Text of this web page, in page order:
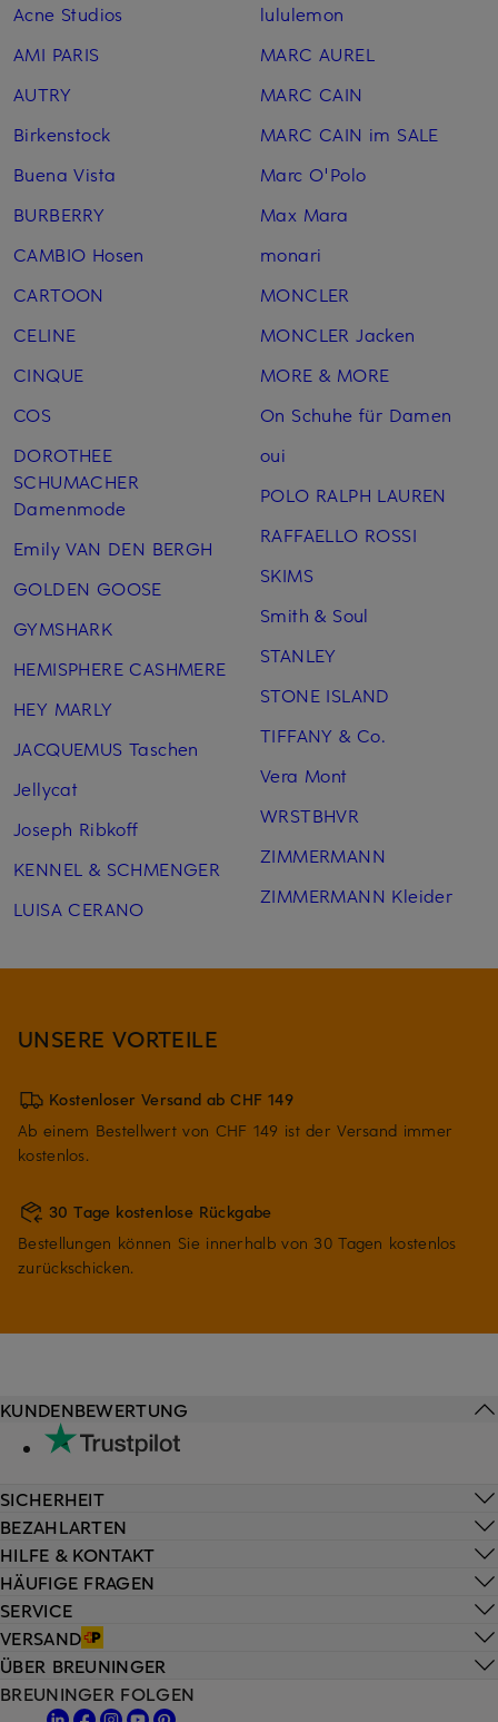
Acne Studios
AMI PARIS
AUTRY
Birkenstock
Buena Vista
BURBERRY
CAMBIO Hosen
CARTOON
CELINE
CINQUE
COS
DOROTHEE
SCHUMACHER
Damenmode
Emily VAN DEN BERGH
GOLDEN GOOSE
GYMSHARK
HEMISPHERE CASHMERE
HEY MARLY
JACQUEMUS Taschen
Jellycat
Joseph Ribkoff
KENNEL & SCHMENGER
LUISA CERANO
lululemon
MARC AUREL
MARC CAIN
MARC CAIN im SALE
Marc O'Polo
Max Mara
monari
MONCLER
MONCLER Jacken
MORE & MORE
On Schuhe für Damen
oui
POLO RALPH LAUREN
RAFFAELLO ROSSI
SKIMS
Smith & Soul
STANLEY
STONE ISLAND
TIFFANY & Co.
Vera Mont
WRSTBHVR
ZIMMERMANN
ZIMMERMANN Kleider
UNSERE VORTEILE
Kostenloser Versand ab CHF 149
Ab einem Bestellwert von CHF 149 ist der Versand immer
kostenlos.
30 Tage kostenlose Rückgabe
Bestellungen können Sie innerhalb von 30 Tagen kostenlos
zurückschicken.
HILFE & KONTAKT
HÄUFIGE FRAGEN
SERVICE
VERSAND
KUNDENBEWERTUNG
SICHERHEIT
BEZAHLARTEN
ÜBER BREUNINGER
BREUNINGER FOLGEN